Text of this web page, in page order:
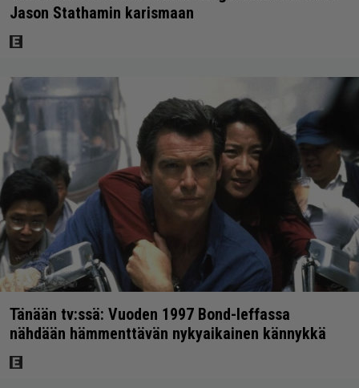
Jason Stathamin karismaan
Tänään tv:ssä: Vuoden 1997 Bond-leffassa
nähdään hämmenttävän nykyaikainen kännykkä